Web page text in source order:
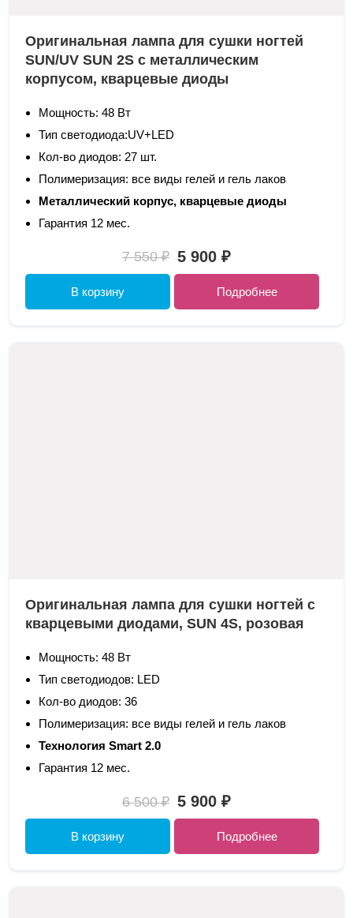
Оригинальная лампа для сушки ногтей
SUN/UV SUN 2S c металлическим
корпусом, кварцевые диоды
Мощность: 48 Вт
Тип светодиода:UV+LED
Кол-во диодов: 27 шт.
Полимеризация: все виды гелей и гель лаков
Металлический корпус, кварцевые диоды
Гарантия 12 мес.
7 550 ₽ 5 900 ₽
В корзину Подробнее
Оригинальная лампа для сушки ногтей с
кварцевыми диодами, SUN 4S, розовая
Мощность: 48 Вт
Тип светодиодов: LED
Кол-во диодов: 36
Полимеризация: все виды гелей и гель лаков
Технология Smart 2.0
Гарантия 12 мес.
6 500 ₽ 5 900 ₽
В корзину Подробнее